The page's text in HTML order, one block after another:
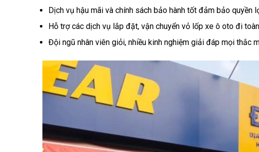
Dịch vụ hậu mãi và chính sách bảo hành tốt đảm bảo quyền
Hỗ trợ các dịch vụ lắp đặt, vận chuyển vỏ lốp xe ô oto đi
Đội ngũ nhân viên giỏi, nhiều kinh nghiệm giải đáp mọi thắc